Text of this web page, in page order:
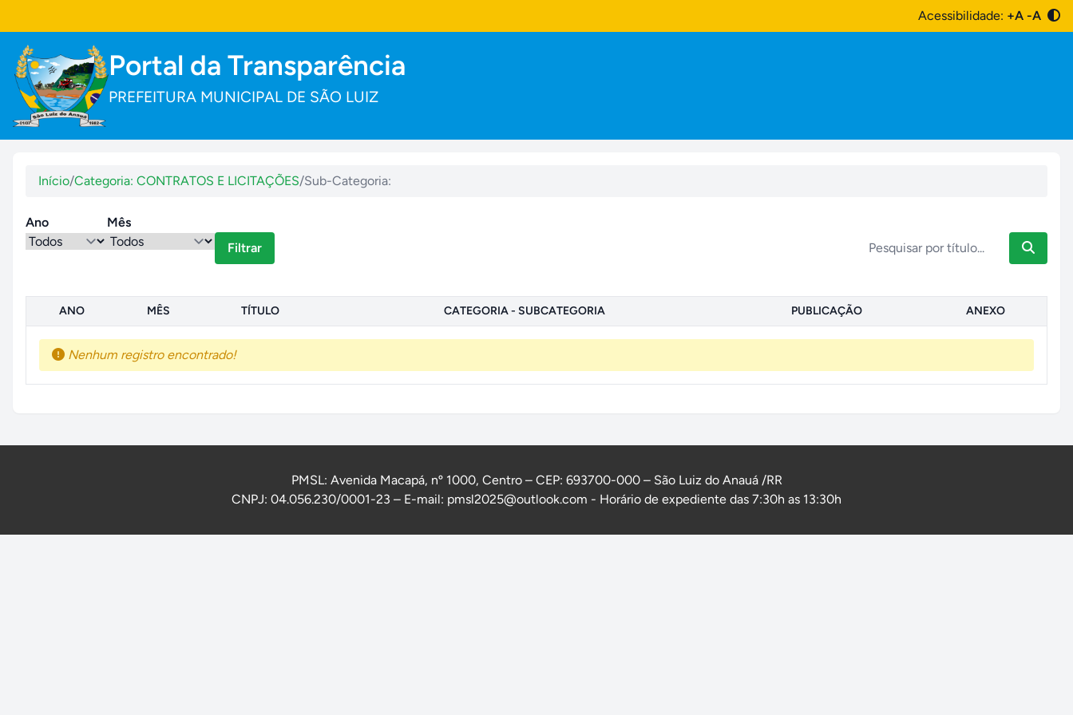
Acessibilidade: +A -A
Portal da Transparência
PREFEITURA MUNICIPAL DE SÃO LUIZ
Início/Categoria: CONTRATOS E LICITAÇÕES/Sub-Categoria:
Ano
Mês
Filtrar
ANO MÊS TÍTULO CATEGORIA - SUBCATEGORIA PUBLICAÇÃO ANEXO
Nenhum registro encontrado!
PMSL: Avenida Macapá, nº 1000, Centro – CEP: 693700-000 – São Luiz do Anauá /RR
CNPJ: 04.056.230/0001-23 – E-mail: pmsl2025@outlook.com - Horário de expediente das 7:30h as 13:30h